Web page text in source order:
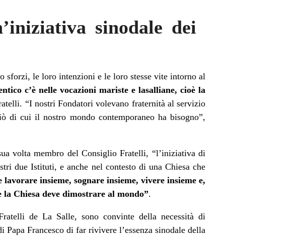
sinodale dei
le loro intenzioni e le loro stesse vite intorno al
c’è nelle vocazioni mariste e lasalliane, cioè la
“I nostri Fondatori volevano fraternità al servizio
cui il nostro mondo contemporaneo ha bisogno”,
volta membro del Consiglio Fratelli, “l’iniziativa di
due Istituti, e anche nel contesto di una Chiesa che
insieme, sognare insieme, vivere insieme e,
Chiesa deve dimostrare al mondo”.
de La Salle, sono convinte della necessità di
Papa Francesco di far rivivere l’essenza sinodale della